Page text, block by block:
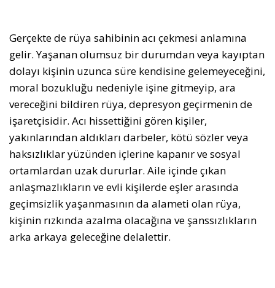
Gerçekte de rüya sahibinin acı çekmesi anlamına
gelir. Yaşanan olumsuz bir durumdan veya kayıptan
dolayı kişinin uzunca süre kendisine gelemeyeceğini,
moral bozukluğu nedeniyle işine gitmeyip, ara
vereceğini bildiren rüya, depresyon geçirmenin de
işaretçisidir. Acı hissettiğini gören kişiler,
yakınlarından aldıkları darbeler, kötü sözler veya
haksızlıklar yüzünden içlerine kapanır ve sosyal
ortamlardan uzak dururlar. Aile içinde çıkan
anlaşmazlıkların ve evli kişilerde eşler arasında
geçimsizlik yaşanmasının da alameti olan rüya,
kişinin rızkında azalma olacağına ve şanssızlıkların
arka arkaya geleceğine delalettir.